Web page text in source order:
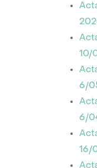
10/
6/
6/
16/